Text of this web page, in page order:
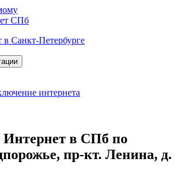
СПб
Санкт-Петербурге
интернета
в СПб по
пр-кт. Ленина, д.